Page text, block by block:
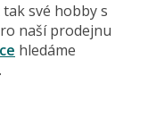
své hobby s
naší prodejnu
hledáme
.